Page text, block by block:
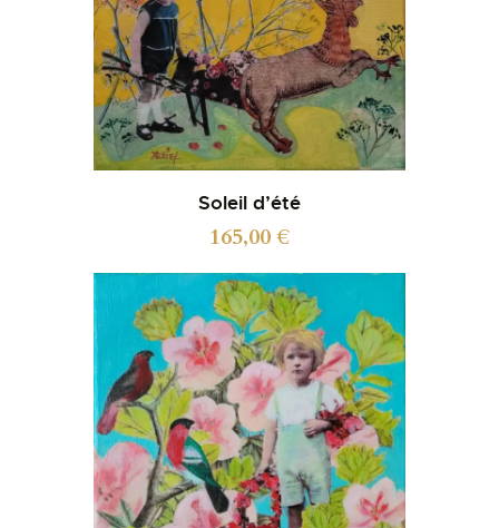
Soleil d’été
165,00€